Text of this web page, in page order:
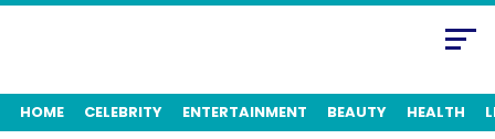
HOME CELEBRITY ENTERTAINMENT BEAUTY HEALTH